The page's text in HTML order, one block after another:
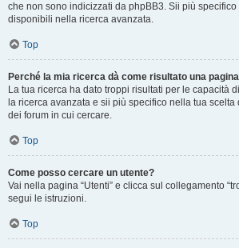
che non sono indicizzati da phpBB3. Sii più
disponibili nella ricerca avanzata.
Top
Perché la mia ricerca dà come risultato una
La tua ricerca ha dato troppi risultati per le capacità
la ricerca avanzata e sii più specifico nella tua
dei forum in cui cercare.
Top
Come posso cercare un utente?
Vai nella pagina “Utenti” e clicca sul collegamento
segui le istruzioni.
Top